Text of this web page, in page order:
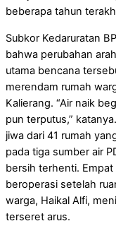
beberapa tahun
Subkor Kedaruratan
bahwa perubahan
utama bencana
merendam rumah
Kalierang. “Air naik
pun terputus,”
jiwa dari 41 rumah
pada tiga sumber air
bersih terhenti.
beroperasi setelah
warga, Haikal Alfi,
terseret arus.